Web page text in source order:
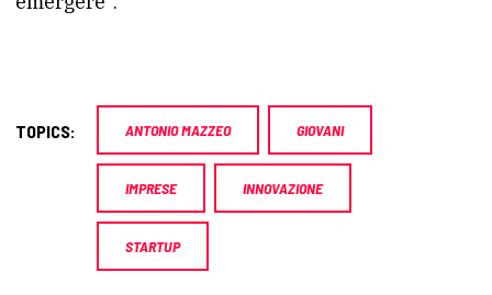
TOPICS: ANTONIO MAZZEO GIOVANI
IMPRESE INNOVAZIONE
STARTUP